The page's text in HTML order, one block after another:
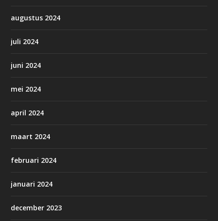
augustus 2024
juli 2024
juni 2024
mei 2024
april 2024
maart 2024
februari 2024
januari 2024
december 2023